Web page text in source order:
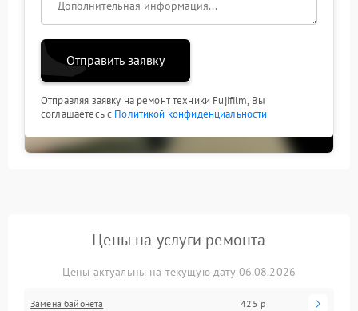
Отправить заявку
Отправляя заявку на ремонт техники Fujifilm, Вы
соглашаетесь с Политикой конфиденциальности
Цены на услуги ремонта
Цены актуальны на текущую дату 06.08.2026
Замена байонета 425 р